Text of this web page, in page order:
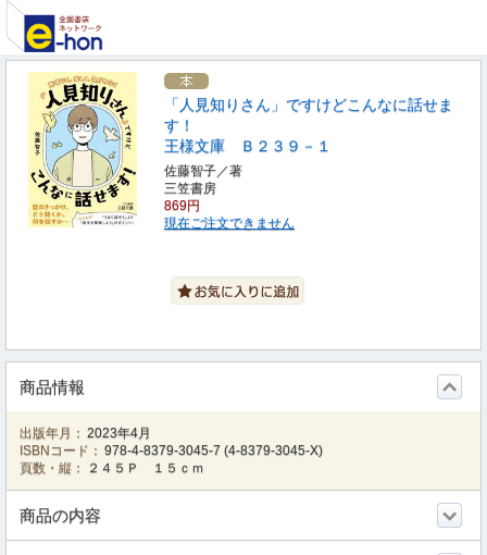
「人見知りさん」ですけどこんなに話せま
す！
王様文庫 Ｂ２３９－１
佐藤智子／著
三笠書房
869円
現在ご注文できません
商品情報
出版年月： 2023年4月
ISBNコード： 978-4-8379-3045-7 (4-8379-3045-X)
頁数・縦：
２４５Ｐ １５ｃｍ
商品の内容